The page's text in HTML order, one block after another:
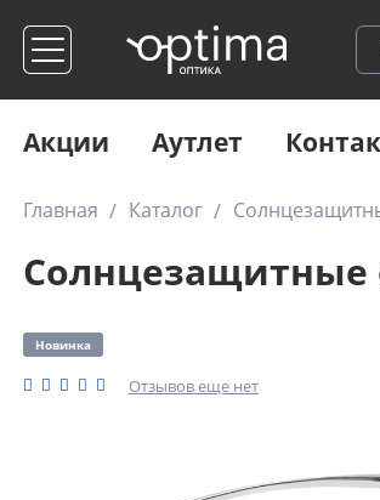
Акции Аутлет
Главная Каталог
Солнцезащитные
Новинка
Отзывов еще нет